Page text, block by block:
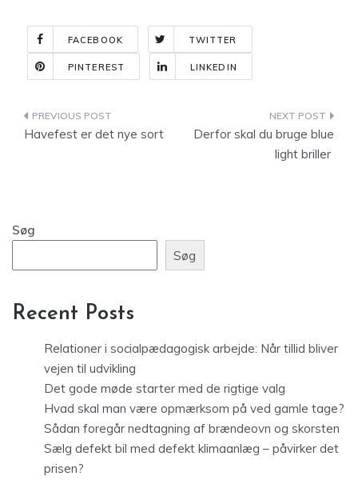
FACEBOOK TWITTER
PINTEREST LINKEDIN
Indlægsnavigation
Havefest er det nye sort
Derfor skal du bruge blue
light briller
Søg
Søg
Recent Posts
Relationer i socialpædagogisk arbejde: Når tillid bliver
vejen til udvikling
Det gode møde starter med de rigtige valg
Hvad skal man være opmærksom på ved gamle tage?
Sådan foregår nedtagning af brændeovn og skorsten
Sælg defekt bil med defekt klimaanlæg – påvirker det
prisen?